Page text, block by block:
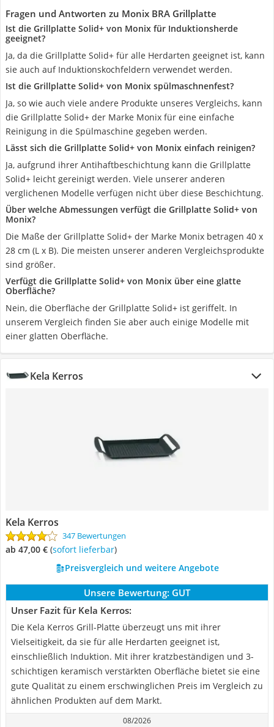
Fragen und Antworten zu Monix BRA Grillplatte
Ist die Grillplatte Solid+ von Monix für Induktionsherde
geeignet?
Ja, da die Grillplatte Solid+ für alle Herdarten geeignet ist, kann
sie auch auf Induktionskochfeldern verwendet werden.
Ist die Grillplatte Solid+ von Monix spülmaschnenfest?
Ja, so wie auch viele andere Produkte unseres Vergleichs, kann
die Grillplatte Solid+ der Marke Monix für eine einfache
Reinigung in die Spülmaschine gegeben werden.
Lässt sich die Grillplatte Solid+ von Monix einfach reinigen?
Ja, aufgrund ihrer Antihaftbeschichtung kann die Grillplatte
Solid+ leicht gereinigt werden. Viele unserer anderen
verglichenen Modelle verfügen nicht über diese Beschichtung.
Über welche Abmessungen verfügt die Grillplatte Solid+ von
Monix?
Die Maße der Grillplatte Solid+ der Marke Monix betragen 40 x
28 cm (L x B). Die meisten unserer anderen Vergleichsprodukte
sind größer.
Verfügt die Grillplatte Solid+ von Monix über eine glatte
Oberfläche?
Nein, die Oberfläche der Grillplatte Solid+ ist geriffelt. In
unserem Vergleich finden Sie aber auch einige Modelle mit
einer glatten Oberfläche.
Kela Kerros
Kela Kerros
347 Bewertungen
ab 47,00 € ( Sofort lieferbar)
Preisvergleich und weitere Angebote
Unsere Bewertung: GUT
Unser Fazit für Kela Kerros:
Die Kela Kerros Grill-Platte überzeugt uns mit ihrer
Vielseitigkeit, da sie für alle Herdarten geeignet ist,
einschließlich Induktion. Mit ihrer kratzbeständigen und 3-
schichtigen keramisch verstärkten Oberfläche bietet sie eine
gute Qualität zu einem erschwinglichen Preis im Vergleich zu
ähnlichen Produkten auf dem Markt.
08/2026